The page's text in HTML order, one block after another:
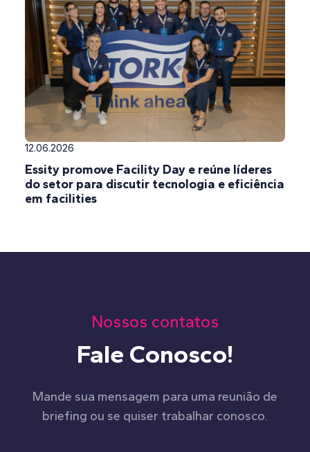
12.06.2026
Essity promove Facility Day e reúne líderes
do setor para discutir tecnologia e eficiência
em facilities
Nossos contatos
Fale Conosco!
Mande sua mensagem para uma reunião de
briefing ou se quiser trabalhar conosco.